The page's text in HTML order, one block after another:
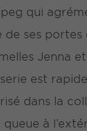
qui
ses portes
Jenna
est
dans la
à